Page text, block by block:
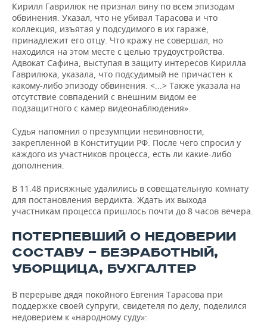
Кирилл Гаврилюк не признал вину по всем эпизодам
обвинения. Указал, что не убивал Тарасова и что
коллекция, изъятая у подсудимого в их гараже,
принадлежит его отцу. Что кражу не совершал, но
находился на этом месте с целью трудоустройства.
Адвокат Сафина, выступая в защиту интересов Кирилла
Гаврилюка, указала, что подсудимый не причастен к
какому-либо эпизоду обвинения. <...> Также указала на
отсутствие совпадений с внешним видом ее
подзащитного с камер видеонаблюдения».
Судья напомнил о презумпции невиновности,
закрепленной в Конституции РФ. После чего спросил у
каждого из участников процесса, есть ли какие-либо
дополнения.
В 11.48 присяжные удалились в совещательную комнату
для постановления вердикта. Ждать их выхода
участникам процесса пришлось почти до 8 часов вечера.
ПОТЕРПЕВШИЙ О НЕДОВЕРИИ
СОСТАВУ — БЕЗРАБОТНЫЙ,
УБОРЩИЦА, БУХГАЛТЕР
В перерыве дядя покойного Евгения Тарасова при
поддержке своей супруги, свидетеля по делу, поделился
недоверием к «народному суду»: